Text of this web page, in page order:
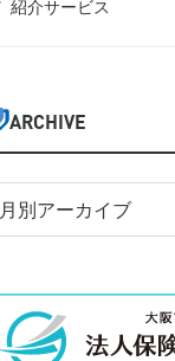
紹介サービス
ARCHIVE